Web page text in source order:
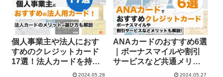
個人事業主や法人におす
すめのクレジットカード
17選！法人カードを持つ
メリットやカードの選び
2024.05.28
ANAカードのおすすめ6選
｜ボーナスマイルや割引
サービスなど共通メリッ
2024.05.27